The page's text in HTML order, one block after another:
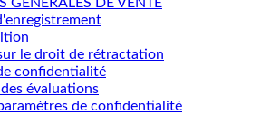
le droit de rétractation
confidentialité
évaluations
de confidentialité